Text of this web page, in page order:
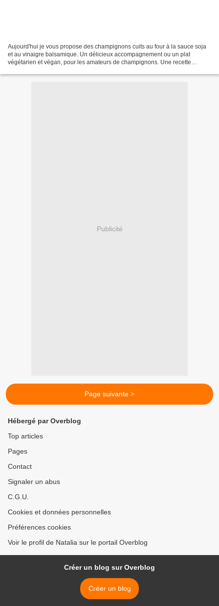
Aujourd'hui je vous propose des champignons cuits au four à la sauce soja
et au vinaigre balsamique. Un délicieux accompagnement ou un plat
végétarien et végan, pour les amateurs de champignons. Une recette
Publicité
Page suivante >
Hébergé par Overblog
Top articles
Pages
Contact
Signaler un abus
C.G.U.
Cookies et données personnelles
Préférences cookies
Voir le profil de Natalia sur le portail Overblog
Créer un blog sur Overblog
Créer un blog